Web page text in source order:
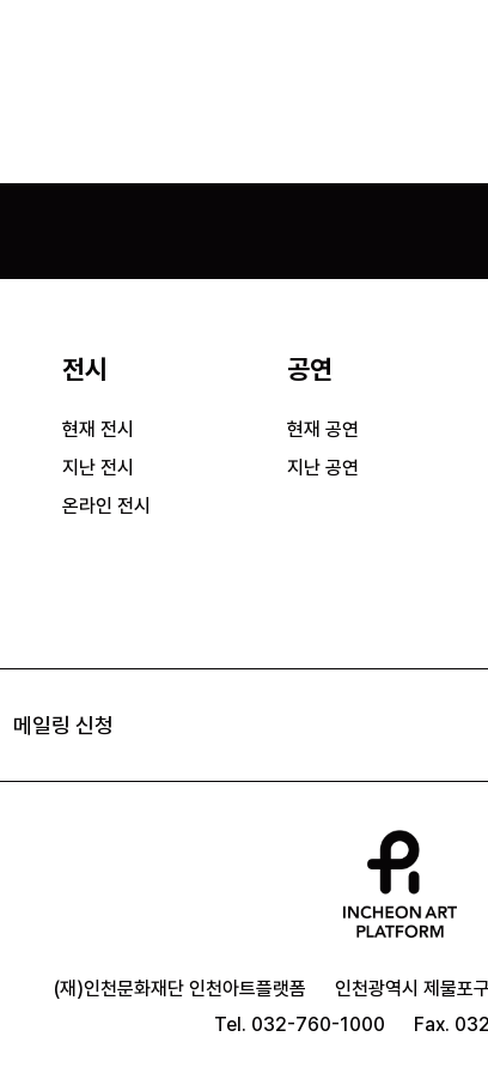
전시
현재 전시
지난 전시
온라인 전시
공연
현재 공연
지난 공연
메일링 신청
(재)인천문화재단 인천아트플랫폼
인천광역시 제물포
Tel. 032-760-1000
Fax.